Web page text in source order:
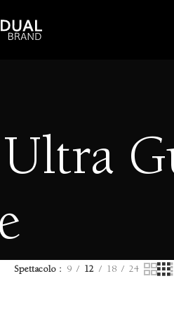
Spettacolo 9 12 18 24